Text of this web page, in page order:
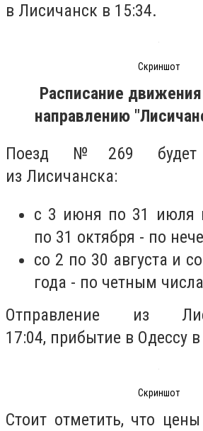
в Лисичанск в 15:34.
Скриншот
Расписание
направлению
Поезд №269 будет
из Лисичанска:
с 3 июня по 31 июля
по 31 октября - по
со 2 по 30 августа и
года - по четным
Отправление из
17:04, прибытие в Одессу
Скриншот
Стоит отметить, что